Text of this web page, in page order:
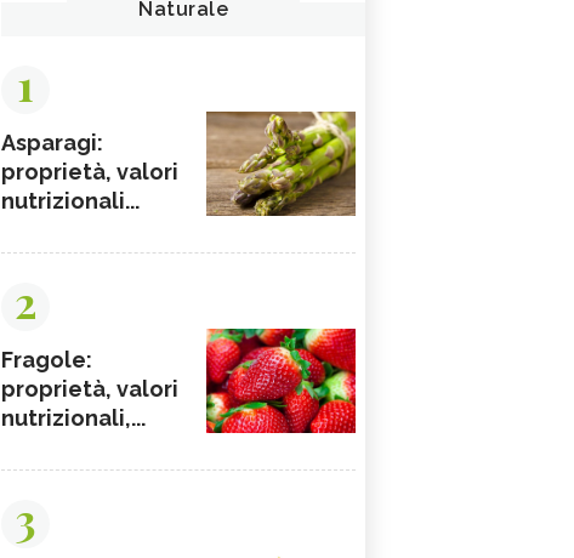
Naturale
1
Asparagi:
proprietà, valori
nutrizionali...
2
Fragole:
proprietà, valori
nutrizionali,...
3